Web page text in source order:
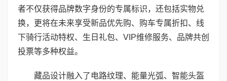
者不仅获得品牌数字身份的专属标识，还包括实物兑
换，更将在未来享受新品优先购、购车专属折扣、线
下骑行活动特权、生日礼包、VIP维修服务、品牌共创
投票等多种权益。
藏品设计融入了电路纹理、能量光弧、智能头盔